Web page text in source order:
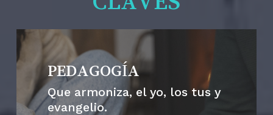
PEDAGOGÍA
Que armoniza, el yo, los tus y
evangelio.